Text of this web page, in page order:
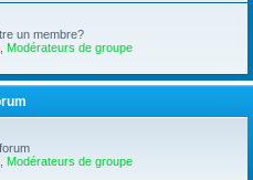
un membre?
Modérateurs de groupe
Modérateurs de groupe